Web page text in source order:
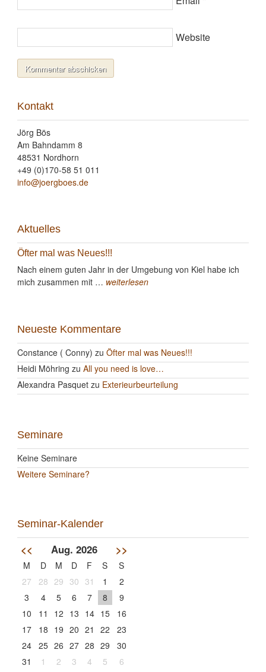
Website
Kontakt
Jörg Bös
Am Bahndamm 8
48531 Nordhorn
+49 (0)170-58 51 011
info@joergboes.de
Aktuelles
Öfter mal was Neues!!!
Nach einem guten Jahr in der Umgebung von Kiel habe ich
mich zusammen mit … weiterlesen
Neueste Kommentare
Constance ( Conny) zu Öfter mal was Neues!!!
Heidi Möhring zu All you need is love…
Alexandra Pasquetzu Exterieurbeurteilung
Seminare
Keine Seminare
Weitere Seminare?
Seminar-Kalender
<< Aug. 2026 >>
M D M D F S
S
27
28 29 30 31 1
2
3
4 5 6 7 8
9
10
11 12 13 14 15
16
17
18 19 20 21 22
23
24
25 26 27 28 29
30
31
1 2 3 4 5 6